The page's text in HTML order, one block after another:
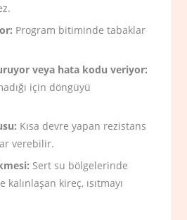
Program bitiminde tabaklar
veya hata kodu veriyor:
için döngüyü
Kısa devre yapan rezistans
verebilir.
Sert su bölgelerinde
kireç, ısıtmayı